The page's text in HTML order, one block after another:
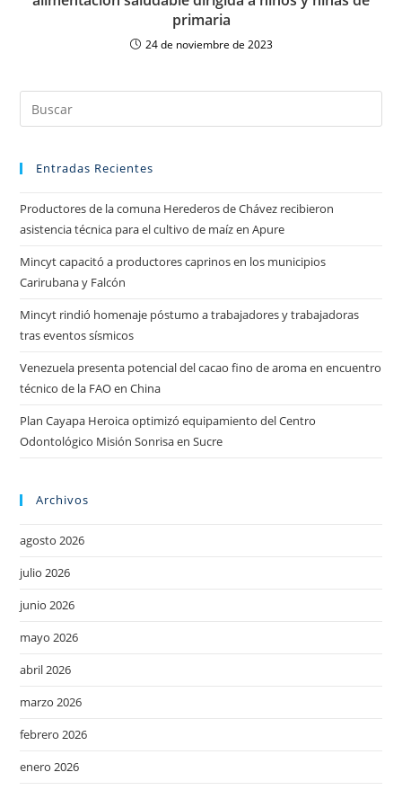
primaria
24 de noviembre de 2023
Entradas Recientes
Productores de la comuna Herederos de Chávez recibieron
asistencia técnica para el cultivo de maíz en Apure
Mincyt capacitó a productores caprinos en los municipios
Carirubana y Falcón
Mincyt rindió homenaje póstumo a trabajadores y trabajadoras
tras eventos sísmicos
Venezuela presenta potencial del cacao fino de aroma en encuentro
técnico de la FAO en China
Plan Cayapa Heroica optimizó equipamiento del Centro
Odontológico Misión Sonrisa en Sucre
Archivos
agosto 2026
julio 2026
junio 2026
mayo 2026
abril 2026
marzo 2026
febrero 2026
enero 2026